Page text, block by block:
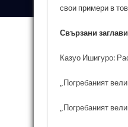
свои примери в
Свързани
Казуо Ишигуро:
„Погребаният
„Погребаният